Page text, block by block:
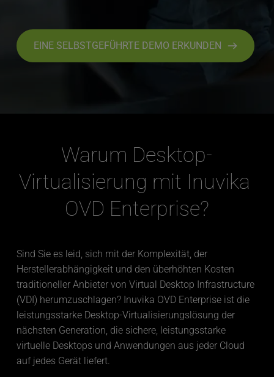
EINE SELBSTGEFÜHRTE DEMO ERKUNDEN
Warum Desktop-
Virtualisierung mit Inuvika
OVD Enterprise?
Sind Sie es leid, sich mit der Komplexität, der
Herstellerabhängigkeit und den überhöhten Kosten
traditioneller Anbieter von Virtual Desktop Infrastructure
(VDI) herumzuschlagen? Inuvika OVD Enterprise ist die
leistungsstarke Desktop-Virtualisierungslösung der
nächsten Generation, die sichere, leistungsstarke
virtuelle Desktops und Anwendungen aus jeder Cloud
auf jedes Gerät liefert.